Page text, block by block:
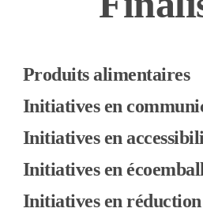
Produits alimentaires
Initiatives en
Initiatives en
Initiatives en
Initiatives en